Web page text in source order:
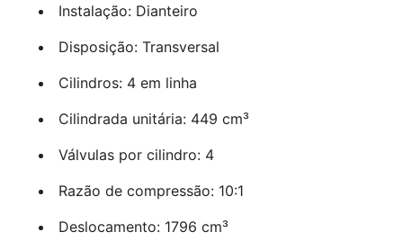
Instalação: Dianteiro
Disposição: Transversal
Cilindros: 4 em linha
Cilindrada unitária: 449 cm³
Válvulas por cilindro: 4
Razão de compressão: 10:1
Deslocamento: 1796 cm³